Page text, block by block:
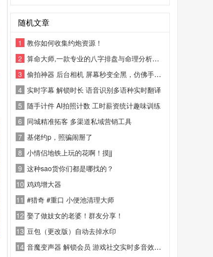
随机文章
1
教你如何收集约炮资源！
2 算命大师,一款专业的八字排盘与命理分析工具
3 偷拍神器 后台相机 屏幕秒变全黑，仿佛手机已关机，实际仍在录像或拍照。
4 实时字幕 解锁时长 语音识别多语种实时翻译
5 随手计件 AI拍照计数 工时薪资统计趣味训练
6 同城精准拓客 多渠道私域营销工具
7 基佬约p，照骗闹掰了
8 小情侣地铁上玩的花啊！摸jj
9 这种sao货你们都是哪找的？
10 鸡鸡增大器
11 #猎奇 #重口 小便池清理大师
12 娶了做妓女的老婆！群友分享！
13 豆包（更改版）自动去掉水印
14 音魔变声器 解锁会员 游戏社交实时多音效语音变声工具